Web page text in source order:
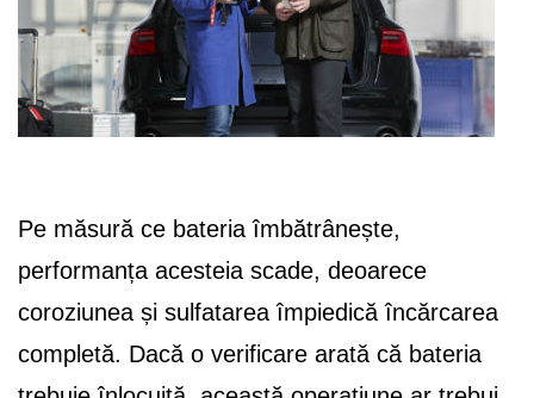
Pe măsură ce bateria îmbătrânește,
performanța acesteia scade, deoarece
coroziunea și sulfatarea împiedică încărcarea
completă. Dacă o verificare arată că bateria